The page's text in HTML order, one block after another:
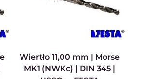
Wiertło 11,00 mm | Morse
MK1 (NWKc) | DIN 345 |